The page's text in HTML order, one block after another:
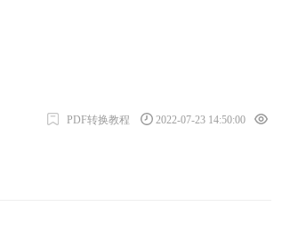
PDF转换教程 2022-07-23 14:50:00